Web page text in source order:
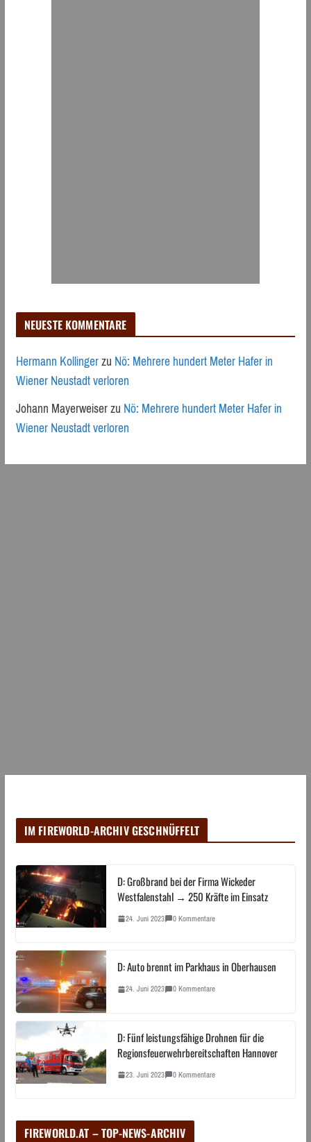
NEUESTE KOMMENTARE
Hermann KollingerzuNö: Mehrere hundert Meter Hafer in
Wiener Neustadt verloren
Johann MayerweiserzuNö: Mehrere hundert Meter Hafer in
Wiener Neustadt verloren
IM FIREWORLD-ARCHIV GESCHNÜFFELT
D: Großbrand bei der Firma Wickeder
Westfalenstahl → 250 Kräfte im Einsatz
24. Juni 2023 0 Kommentare
D: Auto brennt im Parkhaus in Oberhausen
24. Juni 2023 0 Kommentare
D: Fünf leistungsfähige Drohnen für die
Regionsfeuerwehrbereitschaften Hannover
23. Juni 2023 0 Kommentare
FIREWORLD.AT – TOP-NEWS-ARCHIV